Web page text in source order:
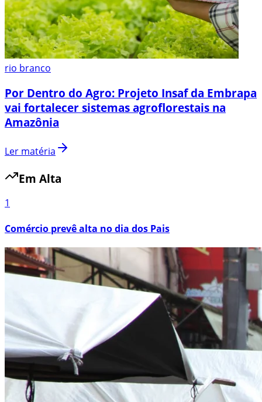
rio branco
Por Dentro do Agro: Projeto Insaf da Embrapa
vai fortalecer sistemas agroflorestais na
Amazônia
Ler matéria
Em Alta
1
Comércio prevê alta no dia dos Pais